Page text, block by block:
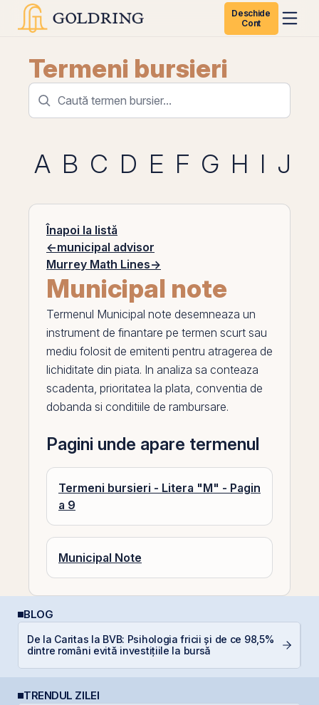
Deschide
Cont
Termeni bursieri
A B C D E F G H I J
Înapoi la listă
←municipal advisor
Murrey Math Lines→
Municipal note
Termenul Municipal note desemneaza un
instrument de finantare pe termen scurt sau
mediu folosit de emitenti pentru atragerea de
lichiditate din piata. In analiza sa conteaza
scadenta, prioritatea la plata, conventia de
dobanda si conditiile de rambursare.
Pagini unde apare termenul
Termeni bursieri - Litera "M" - Pagin
a 9
Municipal Note
BLOG
De la Caritas la BVB: Psihologia fricii și de ce 98,5%
dintre români evită investițiile la bursă
TRENDUL ZILEI